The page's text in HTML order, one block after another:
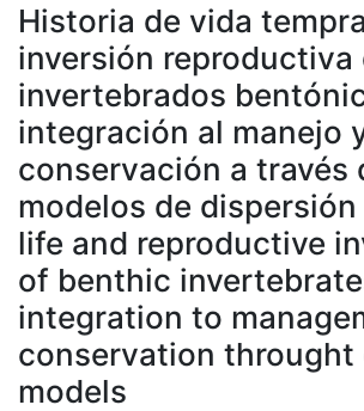
Historia de vida
inversión reproductiva
invertebrados
integración al manejo
conservación a través
modelos de dispersión
life and reproductive
of benthic
integration to
conservation throught
models